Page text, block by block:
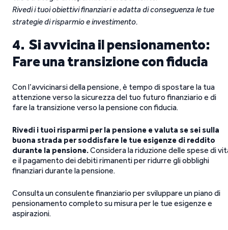
Rivedi i tuoi obiettivi finanziari e adatta di conseguenza le tue
strategie di risparmio e investimento.
4. Si avvicina il pensionamento:
Fare una transizione con fiducia
Con l’avvicinarsi della pensione, è tempo di spostare la tua
attenzione verso la sicurezza del tuo futuro finanziario e di
fare la transizione verso la pensione con fiducia.
Rivedi i tuoi risparmi per la pensione e valuta se sei sulla
buona strada per soddisfare le tue esigenze di reddito
durante la pensione.Considera la riduzione delle spese di
e il pagamento dei debiti rimanenti per ridurre gli obblighi
finanziari durante la pensione.
Consulta un consulente finanziario per sviluppare un piano di
pensionamento completo su misura per le tue esigenze e
aspirazioni.